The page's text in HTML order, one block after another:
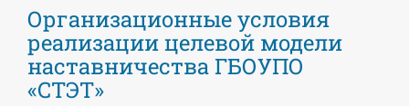
Организационные условия
реализации целевой модели
наставничества ГБОУПО
«СТЭТ»